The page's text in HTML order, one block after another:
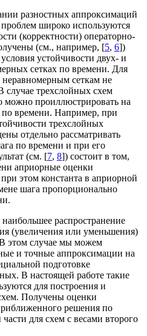
разностных аппроксимаций
широко используются
(корректности) операторно-
(см., например, [5, 6])
устойчивости двух- и
сетках по времени. Для
сеткам не
трехслойных схем
можно проиллюстрировать на
по времени. Например, при
трехслойных
отдельно рассматривать
по времени и при его
(см. [7, 8]) состоит в том,
априорные оценки
этом константа в априорной
шага пропорционально
распространение
(увеличения или уменьшения)
этом случае мы можем
и точные аппроксимации на
подготовке
В настоящей работе такие
для построения и
Получены оценки
решения по
для схем с весами второго